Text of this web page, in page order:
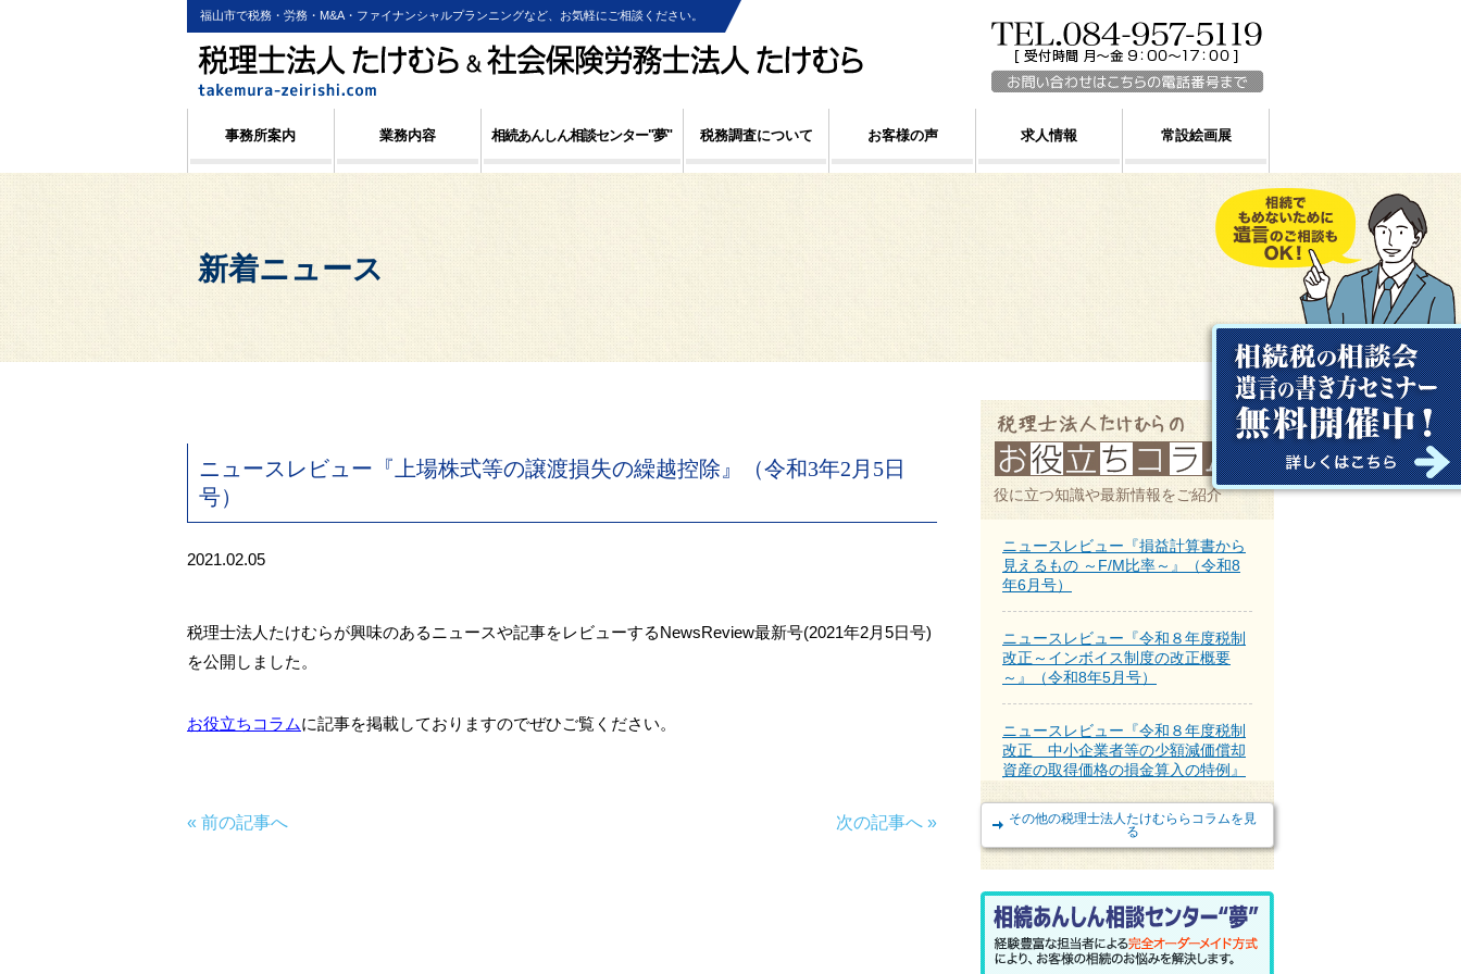
福山市で税務・労務・M&A・ファイナンシャルプランニングなど、お気軽にご相談ください。
事務所案内 業務内容 相続あんしん相談センター"夢" 税務調査について お客様の声 求人情報 常設絵画展
新着ニュース
ニュースレビュー『上場株式等の譲渡損失の繰越控除』（令和3年2月5日
号）
2021.02.05
税理士法人たけむらが興味のあるニュースや記事をレビューするNewsReview最新号(2021年2月5日号)
を公開しました。
お役立ちコラムに記事を掲載しておりますのでぜひご覧ください。
« 前の記事へ 次の記事へ »
役に立つ知識や最新情報をご紹介
ニュースレビュー『損益計算書から
見えるもの ～F/M比率～』（令和8
年6月号）
ニュースレビュー『令和８年度税制
改正～インボイス制度の改正概要
～』（令和8年5月号）
ニュースレビュー『令和８年度税制
改正 中小企業者等の少額減価償却
資産の取得価格の損金算入の特例』
ニュースレビュー『所有不動産記録
証明制度が2月2日からスタート』
その他の税理士法人たけむららコラムを見
る